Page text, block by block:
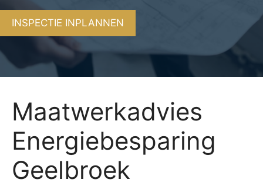
INSPECTIE INPLANNEN
Maatwerkadvies
Energiebesparing
Geelbroek